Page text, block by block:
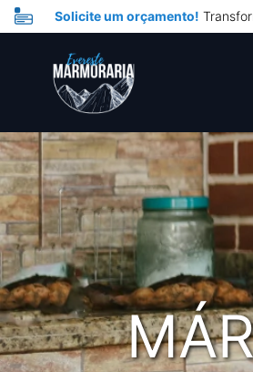
Solicite um orçamento!